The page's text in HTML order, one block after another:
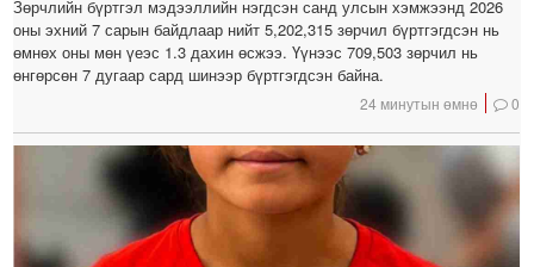
Зөрчлийн бүртгэл мэдээллийн нэгдсэн санд улсын хэмжээнд 2026
оны эхний 7 сарын байдлаар нийт 5,202,315 зөрчил бүртгэгдсэн нь
өмнөх оны мөн үеэс 1.3 дахин өсжээ. Үүнээс 709,503 зөрчил нь
өнгөрсөн 7 дугаар сард шинээр бүртгэгдсэн байна.
24 минутын өмнө 0